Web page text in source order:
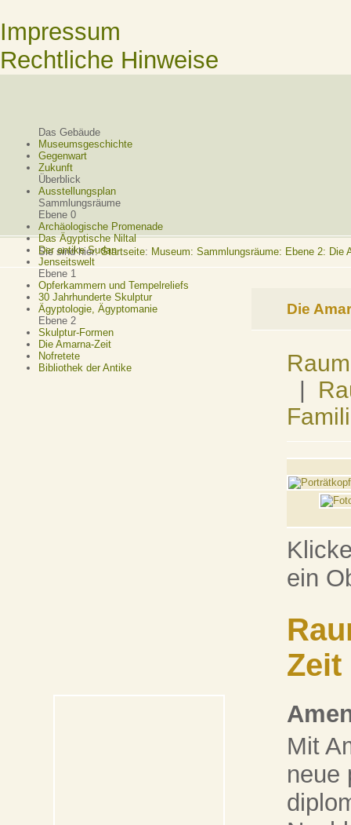
Impressum
Rechtliche Hinweise
Das Gebäude
Museumsgeschichte
Gegenwart
Zukunft
Überblick
Ausstellungsplan
Sammlungsräume
Ebene 0
Archäologische Promenade
Das Ägyptische Niltal
Der antike Sudan
Jenseitswelt
Ebene 1
Opferkammern und Tempelreliefs
30 Jahrhunderte Skulptur
Ägyptologie, Ägyptomanie
Ebene 2
Skulptur-Formen
Die Amarna-Zeit
Nofretete
Bibliothek der Antike
Sie sind hier:Startseite: Museum: Sammlungsräume: Ebene 2: Die
Die
|
ein
Zeit
Mit
neue